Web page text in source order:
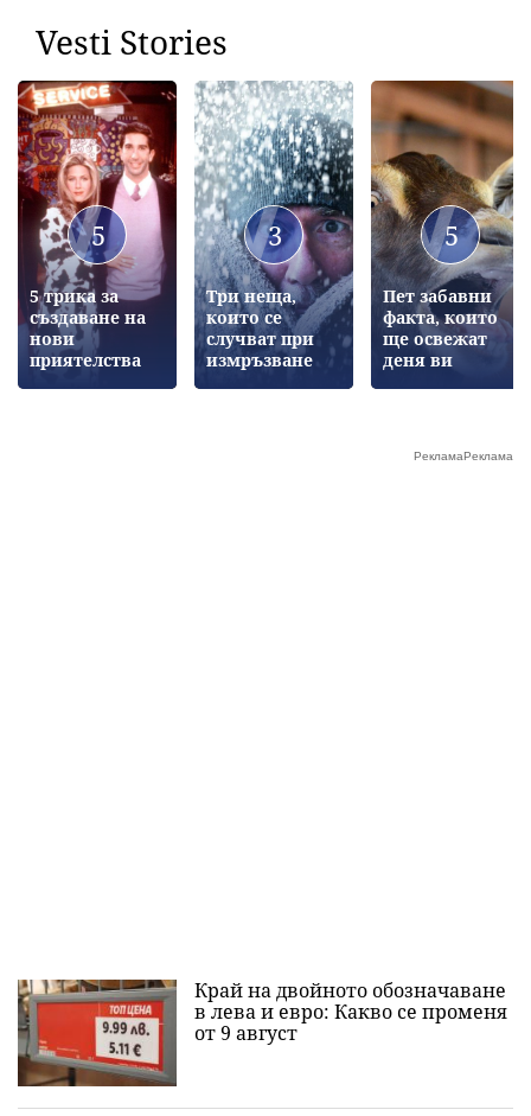
Vesti Stories
5
5 трика за
създаване на
нови
приятелства
3
Три неща,
които се
случват при
измръзване
5
Пет забавни
факта, които
ще освежат
деня ви
Край на двойното обозначаване
в лева и евро: Какво се променя
от 9 август